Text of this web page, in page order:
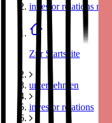
investor relations news
Zur Startseite
unternehmen
investor relations